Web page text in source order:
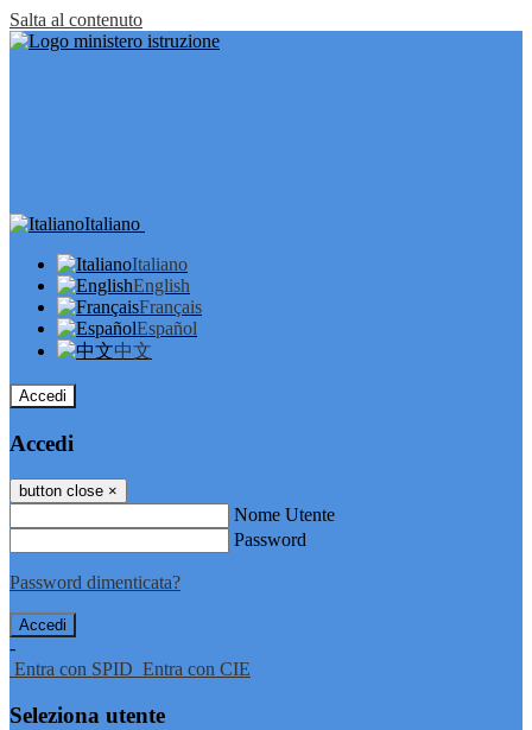
Salta al contenuto
Italiano
Italiano
English
Français
Español
中文
Accedi
Accedi
button close ×
Nome Utente
Password
Password dimenticata?
-
Entra con SPID Entra con CIE
Seleziona utente